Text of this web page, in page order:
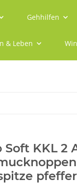
Gehhilfen
& Leben
Soft KKL 2